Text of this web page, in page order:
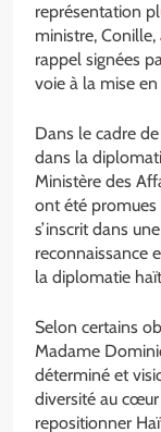
représentation
ministre,
rappel signées
voie à la mise
Dans le cadre
dans la
Ministère des
ont été promues
s’inscrit dans
reconnaissance
la diplomatie
Selon certains
Madame
déterminé et
diversité au cœur
repositionner